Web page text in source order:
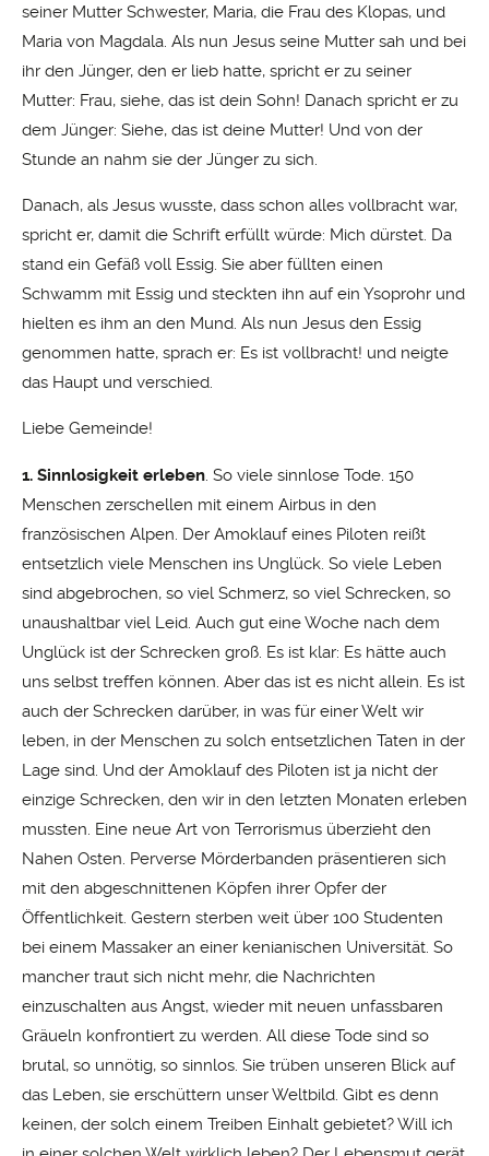
seiner Mutter Schwester, Maria, die Frau des Klopas, und
Maria von Magdala. Als nun Jesus seine Mutter sah und bei
ihr den Jünger, den er lieb hatte, spricht er zu seiner
Mutter: Frau, siehe, das ist dein Sohn! Danach spricht er zu
dem Jünger: Siehe, das ist deine Mutter! Und von der
Stunde an nahm sie der Jünger zu sich.
Danach, als Jesus wusste, dass schon alles vollbracht war,
spricht er, damit die Schrift erfüllt würde: Mich dürstet. Da
stand ein Gefäß voll Essig. Sie aber füllten einen
Schwamm mit Essig und steckten ihn auf ein Ysoprohr und
hielten es ihm an den Mund. Als nun Jesus den Essig
genommen hatte, sprach er: Es ist vollbracht! und neigte
das Haupt und verschied.
Liebe Gemeinde!
1. Sinnlosigkeit erleben . So viele sinnlose Tode. 150
Menschen zerschellen mit einem Airbus in den
französischen Alpen. Der Amoklauf eines Piloten reißt
entsetzlich viele Menschen ins Unglück. So viele Leben
sind abgebrochen, so viel Schmerz, so viel Schrecken, so
unaushaltbar viel Leid. Auch gut eine Woche nach dem
Unglück ist der Schrecken groß. Es ist klar: Es hätte auch
uns selbst treffen können. Aber das ist es nicht allein. Es ist
auch der Schrecken darüber, in was für einer Welt wir
leben, in der Menschen zu solch entsetzlichen Taten in der
Lage sind. Und der Amoklauf des Piloten ist ja nicht der
einzige Schrecken, den wir in den letzten Monaten erleben
mussten. Eine neue Art von Terrorismus überzieht den
Nahen Osten. Perverse Mörderbanden präsentieren sich
mit den abgeschnittenen Köpfen ihrer Opfer der
Öffentlichkeit. Gestern sterben weit über 100 Studenten
bei einem Massaker an einer kenianischen Universität. So
mancher traut sich nicht mehr, die Nachrichten
einzuschalten aus Angst, wieder mit neuen unfassbaren
Gräueln konfrontiert zu werden. All diese Tode sind so
brutal, so unnötig, so sinnlos. Sie trüben unseren Blick auf
das Leben, sie erschüttern unser Weltbild. Gibt es denn
keinen, der solch einem Treiben Einhalt gebietet? Will ich